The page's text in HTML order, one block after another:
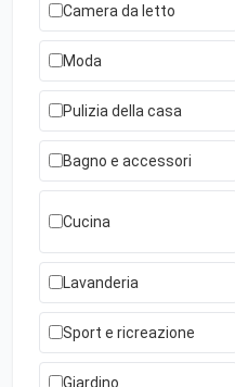
Camera da letto
Moda
Pulizia della casa
Bagno e accessori
Cucina
Lavanderia
Sport e ricreazione
Giardino